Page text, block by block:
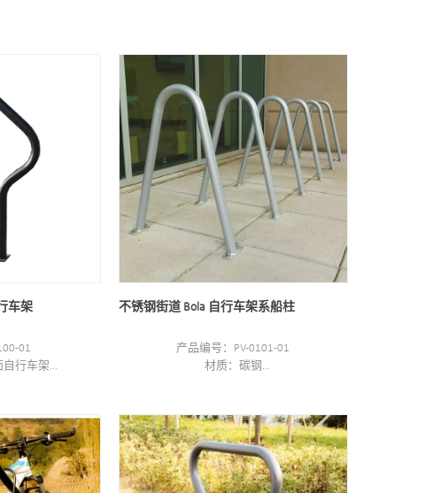
车架
01
自行车架
热镀锌/电抛光
1套/纸箱
行车
不锈钢街道 Bola 自行车架系船柱
产品编号：PV-0101-01
材质：碳钢
港口：上海
商标：PV